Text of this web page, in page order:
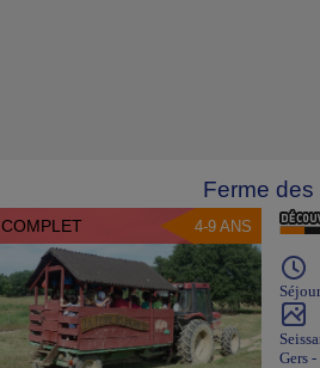
Ferme
COMPLET 4-9 ANS
Gers -